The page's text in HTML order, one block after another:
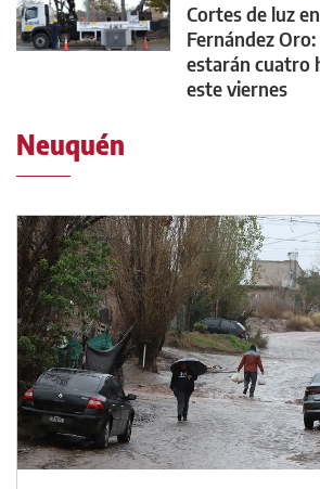
Cortes de luz
Fernández
estarán cuatro
este viernes
Neuquén